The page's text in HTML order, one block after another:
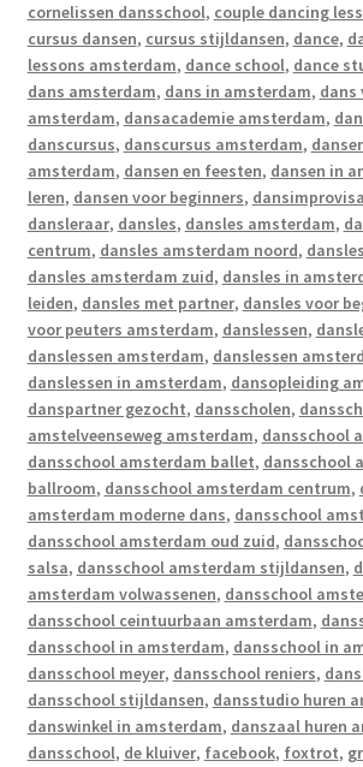
cornelissen dansschool, couple dancing
cursus dansen, cursus stijldansen, dance,
lessons amsterdam, dance school, dance
dans amsterdam, dans in amsterdam, dans
amsterdam, dansacademie amsterdam,
danscursus, danscursus amsterdam,
amsterdam, dansen en feesten, dansen in
leren, dansen voor beginners,
dansleraar, dansles, dansles amsterdam,
centrum, dansles amsterdam noord,
dansles amsterdam zuid, dansles in
leiden, dansles met partner, dansles voor
voor peuters amsterdam, danslessen,
danslessen amsterdam, danslessen
danslessen in amsterdam, dansopleiding
danspartner gezocht, dansscholen,
amstelveenseweg amsterdam, dansschool
dansschool amsterdam ballet, dansschool
ballroom, dansschool amsterdam centrum,
amsterdam moderne dans, dansschool
dansschool amsterdam oud zuid,
salsa, dansschool amsterdam stijldansen,
amsterdam volwassenen, dansschool
dansschool ceintuurbaan amsterdam,
dansschool in amsterdam, dansschool in
dansschool meyer, dansschool reniers,
dansschool stijldansen, dansstudio huren
danswinkel in amsterdam, danszaal huren
dansschool, de kluiver, facebook, foxtrot,